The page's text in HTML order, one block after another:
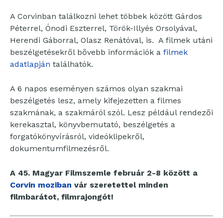
A Corvinban találkozni lehet többek között Gárdos
Péterrel, Ónodi Eszterrel, Török-Illyés Orsolyával,
Herendi Gáborral, Olasz Renátóval, is. A filmek utáni
beszélgetésekről bővebb információk a filmek
adatlapján találhatók.
A 6 napos eseményen számos olyan szakmai
beszélgetés lesz, amely kifejezetten a filmes
szakmának, a szakmáról szól. Lesz például rendezői
kerekasztal, könyvbemutató, beszélgetés a
forgatókönyvírásról, videóklipekről,
dokumentumfilmezésről.
A 45. Magyar Filmszemle február 2-8 között a
Corvin moziban vár szeretettel minden
filmbarátot, filmrajongót!